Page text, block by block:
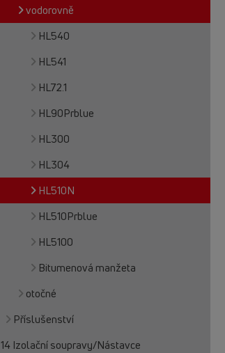
vodorovně
HL540
HL541
HL72.1
HL90Prblue
HL300
HL304
HL510N
HL510Prblue
HL5100
Bitumenová manžeta
otočné
Příslušenství
14 Izolační soupravy/Nástavce